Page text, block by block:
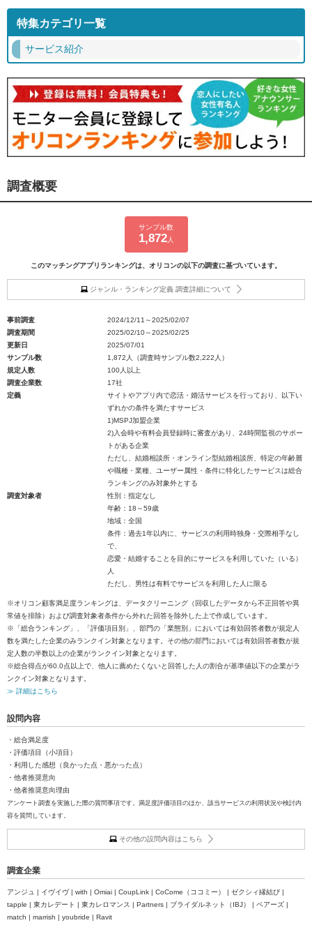
特集カテゴリ一覧
サービス紹介
調査概要
サンプル数
1,872人
このマッチングアプリランキングは、オリコンの以下の調査に基づいています。
ジャンル・ランキング定義 調査詳細について
事前調査
2024/12/11～2025/02/07
調査期間
2025/02/10～2025/02/25
更新日
2025/07/01
サンプル数
1,872人（調査時サンプル数2,222人）
規定人数
100人以上
調査企業数
17社
定義
サイトやアプリ内で恋活・婚活サービスを行っており、以下い
ずれかの条件を満たすサービス
1)MSPJ加盟企業
2)入会時や有料会員登録時に審査があり、24時間監視のサポー
トがある企業
ただし、結婚相談所・オンライン型結婚相談所、特定の年齢層
や職種・業種、ユーザー属性・条件に特化したサービスは総合
ランキングのみ対象外とする
調査対象者
性別：指定なし
年齢：18～59歳
地域：全国
条件：過去1年以内に、サービスの利用時独身・交際相手なし
で、
恋愛・結婚することを目的にサービスを利用していた（いる）
人
ただし、男性は有料でサービスを利用した人に限る
※オリコン顧客満足度ランキングは、データクリーニング（回収したデータから不正回答や異
常値を排除）および調査対象者条件から外れた回答を除外した上で作成しています。
※「総合ランキング」、「評価項目別」、部門の「業態別」においては有効回答者数が規定人
数を満たした企業のみランクイン対象となります。その他の部門においては有効回答者数が規
定人数の半数以上の企業がランクイン対象となります。
※総合得点が60.0点以上で、他人に薦めたくないと回答した人の割合が基準値以下の企業がラ
ンクイン対象となります。
≫ 詳細はこちら
設問内容
・総合満足度
・評価項目（小項目）
・利用した感想（良かった点・悪かった点）
・他者推奨意向
・他者推奨意向理由
アンケート調査を実施した際の質問事項です。満足度評価項目のほか、該当サービスの利用状況や検討内
容を質問しています。
その他の設問内容はこちら
調査企業
アンジュ | イヴイヴ | with | Omiai | CoupLink | CoCome（ココミー） | ゼクシィ縁結び |
tapple | 東カレデート | 東カレロマンス | Partners | ブライダルネット（IBJ） | ペアーズ |
match | marrish | youbride | Ravit